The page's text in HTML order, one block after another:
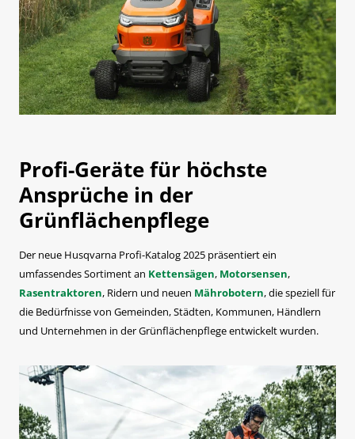
Profi-Geräte für höchste
Ansprüche in der
Grünflächenpflege
Der neue Husqvarna Profi-Katalog 2025 präsentiert ein
umfassendes Sortiment an Kettensägen, Motorsensen,
Rasentraktoren, Ridern und neuen Mährobotern, die speziell für
die Bedürfnisse von Gemeinden, Städten, Kommunen, Händlern
und Unternehmen in der Grünflächenpflege entwickelt wurden.